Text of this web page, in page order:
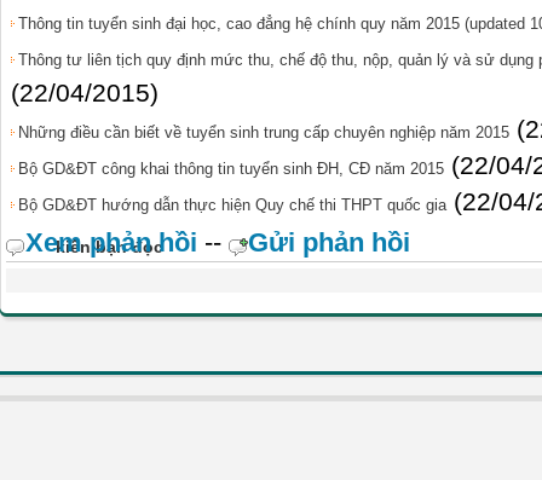
Thông tin tuyển sinh đại học, cao đẳng hệ chính quy năm 2015 (updated
Thông tư liên tịch quy định mức thu, chế độ thu, nộp, quản lý và sử
(22/04/2015)
Những điều cần biết về tuyển sinh trung cấp chuyên nghiệp năm 2015
Bộ GD&ĐT công khai thông tin tuyển sinh ĐH, CĐ năm 2015 (22/04/
Bộ GD&ĐT hướng dẫn thực hiện Quy chế thi THPT quốc gia (22/04/
kiến bạn đọc
Xem phản hồi -- Gửi phản hồi